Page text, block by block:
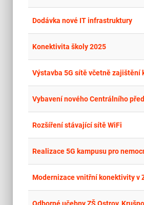
Dodávka nové IT infrastruktury
Konektivita školy 2025
Rozšíření stávající sítě WiFi
Modernizace vnitřní konektivity v